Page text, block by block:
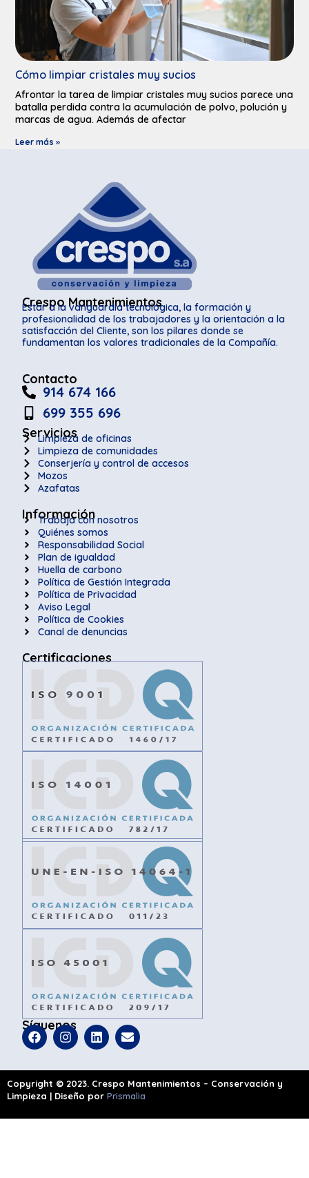
Cómo limpiar cristales muy sucios​
Afrontar la tarea de limpiar cristales muy sucios parece una
batalla perdida contra la acumulación de polvo, polución y
marcas de agua. Además de afectar
Leer más »
Crespo Mantenimientos
Estar a la vanguardia tecnológica, la formación y
profesionalidad de los trabajadores y la orientación a la
satisfacción del Cliente, son los pilares donde se
fundamentan los valores tradicionales de la Compañía.
Contacto
914 674 166
699 355 696
Servicios
Limpieza de oficinas
Limpieza de comunidades
Conserjería y control de accesos
Mozos
Azafatas
Información
Trabaja con nosotros
Quiénes somos
Responsabilidad Social
Plan de igualdad
Huella de carbono
Política de Gestión Integrada
Política de Privacidad
Aviso Legal
Política de Cookies
Canal de denuncias
Certificaciones
Síguenos
Copyright © 2023. Crespo Mantenimientos – Conservación y
Limpieza | Diseño por Prismalia